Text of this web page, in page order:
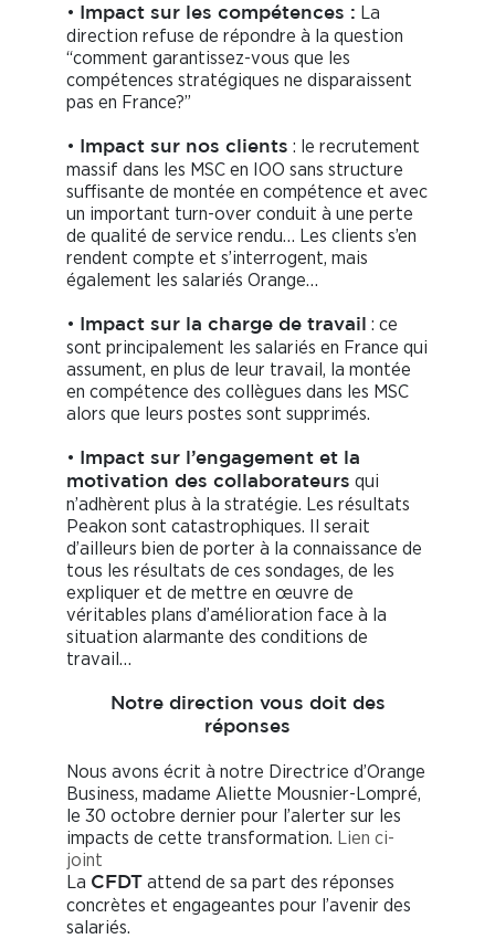
• Impact sur les compétences : La
direction refuse de répondre à la question
“comment garantissez-vous que les
compétences stratégiques ne disparaissent
pas en France?”
• Impact sur nos clients : le recrutement
massif dans les MSC en IOO sans structure
suffisante de montée en compétence et avec
un important turn-over conduit à une perte
de qualité de service rendu… Les clients s’en
rendent compte et s’interrogent, mais
également les salariés Orange…
• Impact sur la charge de travail
: ce
sont principalement les salariés en France qui
assument, en plus de leur travail, la montée
en compétence des collègues dans les MSC
alors que leurs postes sont supprimés.
•
Impact sur l’engagement et la
motivation des collaborateurs qui
n’adhèrent plus à la stratégie. Les résultats
Peakon sont catastrophiques. Il serait
d’ailleurs bien de porter à la connaissance de
tous les résultats de ces sondages, de les
expliquer et de mettre en œuvre de
véritables plans d’amélioration face à la
situation alarmante des conditions de
travail…
Notre direction vous doit des
réponses
Nous avons écrit à notre Directrice d’Orange
Business, madame Aliette Mousnier-Lompré,
le 30 octobre dernier pour l’alerter sur les
impacts de cette transformation.
Lien ci-
joint
La CFDT
attend de sa part des réponses
concrètes et engageantes pour l’avenir des
salariés.